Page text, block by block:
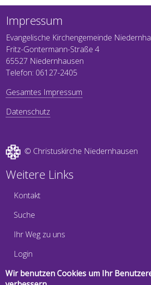
Impressum
Evangelische Kirchengemeinde
Fritz-Gontermann-Straße 4
65527 Niedernhausen
Telefon: 06127-2405
Gesamtes Impressum
Datenschutz
© Christuskirche Niedernhausen
Weitere Links
Kontakt
Suche
Ihr Weg zu uns
Login
Newsletter
Wir benutzen Cookies um Ihr